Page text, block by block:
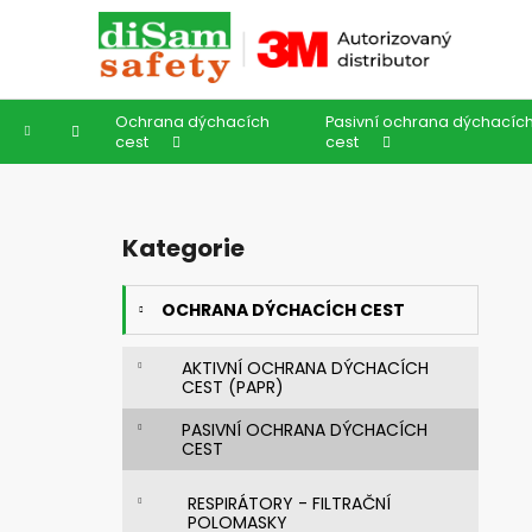
Domů
Ochrana dýchacích
cest
Pasivní ochrana dýchacích
cest
Přeskočit
kategorie
Kategorie
OCHRANA DÝCHACÍCH CEST
AKTIVNÍ OCHRANA DÝCHACÍCH
CEST (PAPR)
PASIVNÍ OCHRANA DÝCHACÍCH
CEST
RESPIRÁTORY - FILTRAČNÍ
POLOMASKY
í
Zpět
do
obchodu
Zpět
do
obchodu